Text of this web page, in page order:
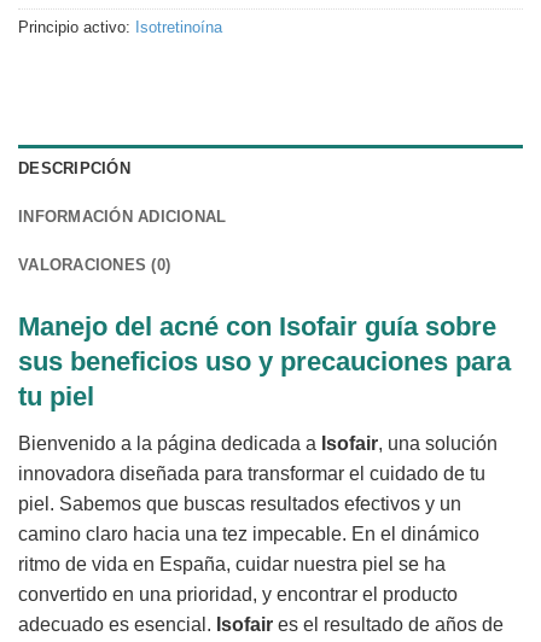
Principio activo: Isotretinoína
DESCRIPCIÓN
INFORMACIÓN ADICIONAL
VALORACIONES (0)
Manejo del acné con Isofair guía sobre
sus beneficios uso y precauciones para
tu piel
Bienvenido a la página dedicada a Isofair, una solución
innovadora diseñada para transformar el cuidado de tu
piel. Sabemos que buscas resultados efectivos y un
camino claro hacia una tez impecable. En el dinámico
ritmo de vida en España, cuidar nuestra piel se ha
convertido en una prioridad, y encontrar el producto
adecuado es esencial. Isofair es el resultado de años de